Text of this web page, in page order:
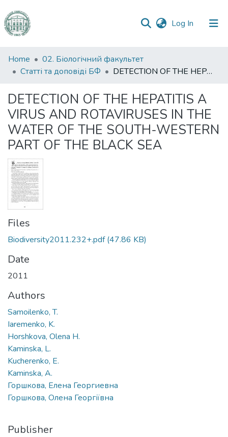
Log In (current)
Communities
&
All of DSpace
Statistics
Home
02. Біологічний факультет
Статті та доповіді БФ
DETECTION OF THE HEPATITIS A VIRUS AND ROTAVIRUSES IN THE WATER OF THE SOUTH-WESTERN PART OF THE BLACK SEA
DETECTION OF THE HEPATITIS A
VIRUS AND ROTAVIRUSES IN THE
WATER OF THE SOUTH-WESTERN
PART OF THE BLACK SEA
Files
Biodiversity2011.232+.pdf(47.86 KB)
Date
2011
Authors
Samoilenko, T.
Iaremenko, K.
Horshkova, Olena H.
Kaminska, L.
Kucherenko, E.
Kaminska, A.
Горшкова, Елена Георгиевна
Горшкова, Олена Георгіївна
Publisher